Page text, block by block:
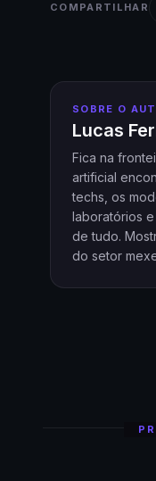
COMPARTILHAR
SOBRE O
Lucas
Fica na
artificial
techs, os
laboratórios
de tudo.
do setor